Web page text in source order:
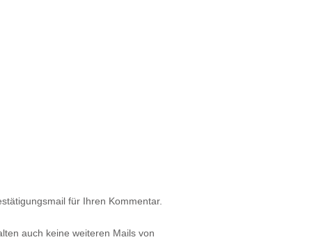
für Ihren Kommentar.
auch keine weiteren Mails von